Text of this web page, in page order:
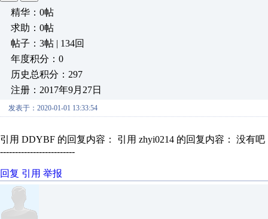
精华：0帖
求助：0帖
帖子：3帖 | 134回
年度积分：0
历史总积分：297
注册：2017年9月27日
发表于：2020-01-01 13:33:54
引用 DDYBF 的回复内容： 引用 zhyi0214 的回复内容： 没有吧
-------------------------
回复 引用 举报